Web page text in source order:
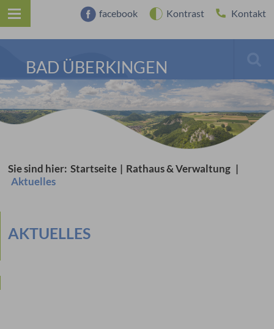
facebook Kontrast Kontakt
BAD ÜBERKINGEN
Sie sind hier: Startseite | Rathaus & Verwaltung |
Aktuelles
AKTUELLES